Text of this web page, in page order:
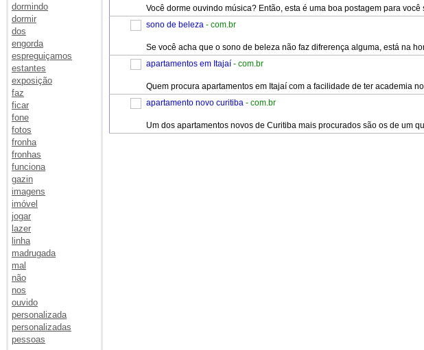
dormindo
dormir
dos
engorda
espreguiçamos
estantes
exposição
faz
ficar
fone
fotos
fronha
fronhas
funciona
gazin
imagens
imóvel
jogar
lazer
linha
madrugada
mal
não
nos
ouvido
personalizada
personalizadas
pessoas
Você dorme ouvindo música? Então, esta é uma boa postagem para
sono de beleza - com.br
Se você acha que o sono de beleza não faz difrerença alguma, está na
apartamentos em Itajaí - com.br
Quem procura apartamentos em Itajaí com a facilidade de ter academia
apartamento novo curitiba - com.br
Um dos apartamentos novos de Curitiba mais procurados são os de um